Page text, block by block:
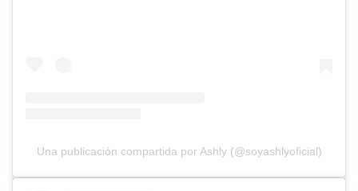
Una publicación compartida por Ashly (@soyashlyoficial)